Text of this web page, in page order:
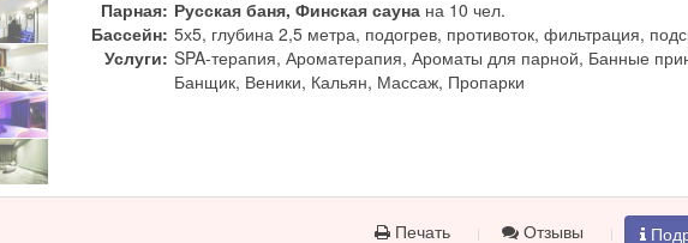
Парная: Русская баня, Финская сауна на 10 чел.
Бассейн: 5х5, глубина 2,5 метра, подогрев, противоток, фильтрация,
Услуги: SPA-терапия, Ароматерапия, Ароматы для парной, Банные
Банщик, Веники, Кальян, Массаж, Пропарки
Печать Отзывы